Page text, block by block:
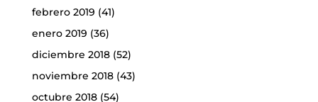
febrero 2019 (41)
enero 2019 (36)
diciembre 2018(52)
noviembre 2018(43)
octubre 2018(54)